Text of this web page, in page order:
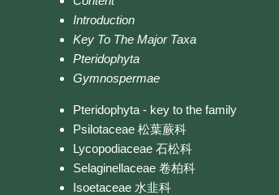
Introduction
Key To The Major Taxa
Pteridophyta
Gymnospermae
Pteridophyta - key to the family
Psilotaceae 松葉蕨科
Lycopodiaceae 石松科
Selaginellaceae 卷柏科
Isoetaceae 水韭科